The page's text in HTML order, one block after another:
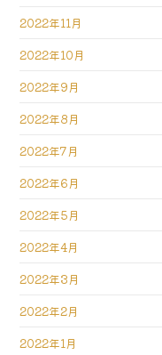
2022年11月
2022年10月
2022年9月
2022年8月
2022年7月
2022年6月
2022年5月
2022年4月
2022年3月
2022年2月
2022年1月